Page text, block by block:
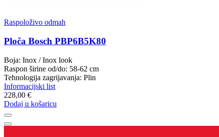
Raspoloživo odmah
Ploča Bosch PBP6B5K80
Boja: Inox / Inox look
Raspon širine od/do: 58-62 cm
Tehnologija zagrijavanja: Plin
Informacijski list
228,00 €
Dodaj u košaricu